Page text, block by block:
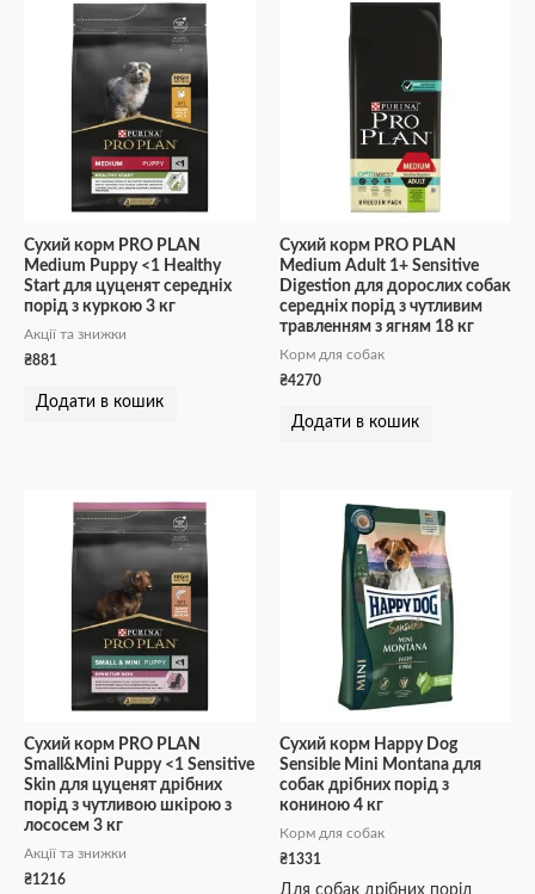
Сухий корм PRO PLAN
Medium Puppy <1 Healthy
Start для цуценят середніх
порід з куркою 3 кг
Акції та знижки
₴881
Додати в кошик
Сухий корм PRO PLAN
Medium Adult 1+ Sensitive
Digestion для дорослих собак
середніх порід з чутливим
травленням з ягням 18 кг
Корм для собак
₴4270
Додати в кошик
Сухий корм PRO PLAN
Small&Mini Puppy <1 Sensitive
Skin для цуценят дрібних
порід з чутливою шкірою з
лососем 3 кг
Акції та знижки
₴1216
Сухий корм Happy Dog
Sensible Mini Montana для
собак дрібних порід з
кониною 4 кг
Корм для собак
₴1331
Для собак дрібних порід